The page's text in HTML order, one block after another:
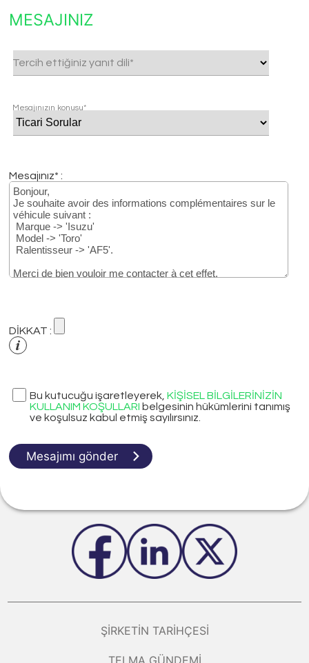
MESAJINIZ
Tercih ettiğiniz yanıt dili*
Mesajınızın konusu*
Mesajınız* :
DİKKAT :
Bu kutucuğu işaretleyerek,KİŞİSEL BİLGİLERİNİZİN
KULLANIM KOŞULLARI belgesinin hükümlerini tanımış
ve koşulsuz kabul etmiş sayılırsınız.
Mesajımı gönder
ŞIRKETIN TARIHÇESI
TELMA GÜNDEMI